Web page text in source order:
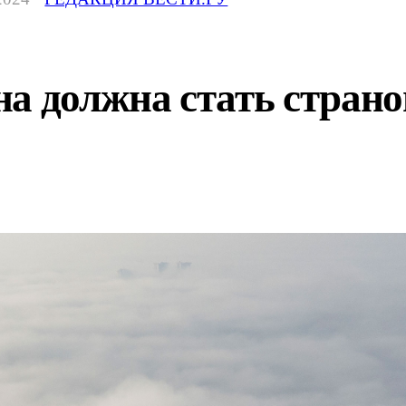
должна стать